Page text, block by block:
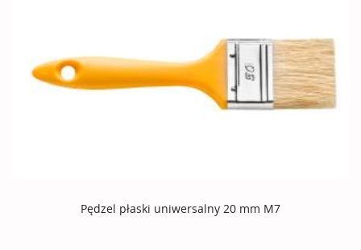
Pędzel płaski uniwersalny 20 mm M7